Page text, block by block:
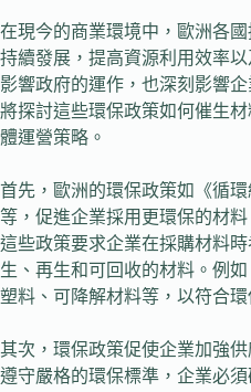
在現今的商業環境中，歐洲各
持續發展，提高資源利用效率
影響政府的運作，也深刻影響
將探討這些環保政策如何催生
體運營策略。
首先，歐洲的環保政策如《循
等，促進企業採用更環保的材
這些政策要求企業在採購材料
生、再生和可回收的材料。例
塑料、可降解材料等，以符合
其次，環保政策促使企業加強
遵守嚴格的環保標準，企業必